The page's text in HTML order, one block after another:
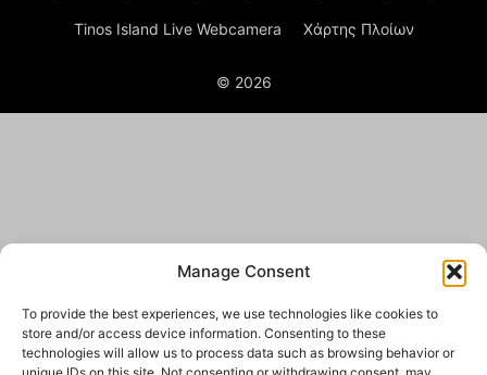
Manage Consent
To provide the best experiences, we use technologies like cookies to
store and/or access device information. Consenting to these
technologies will allow us to process data such as browsing behavior or
Tinos Island Live Webcamera Χάρτης Πλοίων
© 2026